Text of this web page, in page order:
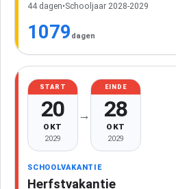
44 dagen•Schooljaar 2028-2029
1079 dagen
START
20
OKT
2029
→
EINDE
28
OKT
2029
SCHOOLVAKANTIE
Herfstvakantie